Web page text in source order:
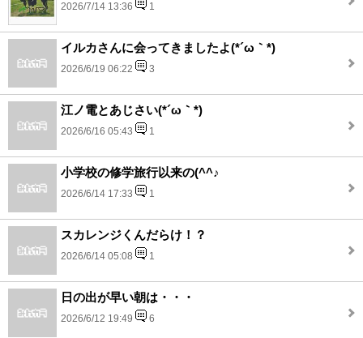
2026/7/14 13:36 1
イルカさんに会ってきましたよ(*´ω｀*)
2026/6/19 06:22 3
江ノ電とあじさい(*´ω｀*)
2026/6/16 05:43 1
小学校の修学旅行以来の(^^♪
2026/6/14 17:33 1
スカレンジくんだらけ！？
2026/6/14 05:08 1
日の出が早い朝は・・・
2026/6/12 19:49 6